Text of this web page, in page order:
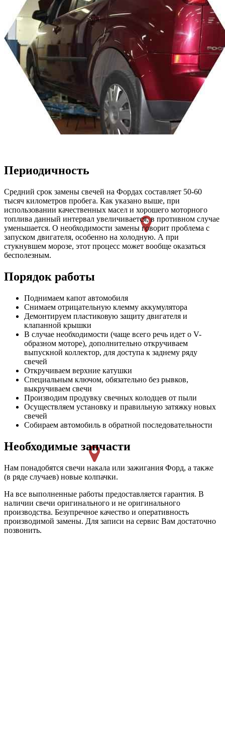
Периодичность
Средний срок замены свечей на Фордах составляет 50-60
тысяч километров пробега. Как указано выше, при
использовании качественных масел и хорошего моторного
топлива данный интервал увеличивается, в противном случае
уменьшается. О необходимости замены говорит проблема с
запуском двигателя, особенно на холодную. А при
стукнувшем морозе, этот процесс может вообще оказаться
бесполезным.
Порядок работы
Поднимаем капот автомобиля
Снимаем отрицательную клемму аккумулятора
Демонтируем пластиковую защиту двигателя и
клапанной крышки
В случае необходимости (чаще всего речь идет о V-
образном моторе), дополнительно откручиваем
выпускной коллектор, для доступа к заднему ряду
свечей
Откручиваем верхние катушки
Специальным ключом, обязательно без рывков,
выкручиваем свечи
Производим продувку свечных колодцев от пыли
Осуществляем установку и правильную затяжку новых
свечей
Собираем автомобиль в обратной последовательности
Необходимые запчасти
Нам понадобятся свечи накала или зажигания Форд, а также
(в ряде случаев) новые колпачки.
На все выполненные работы предоставляется гарантия. В
наличии свечи оригинального и не оригинального
производства. Безупречное качество и оперативность
производимой замены. Для записи на сервис Вам достаточно
позвонить.